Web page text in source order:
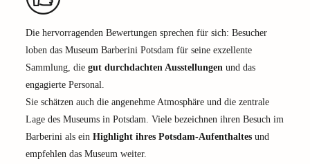
Die hervorragenden Bewertungen sprechen für sich: Besucher
loben das Museum Barberini Potsdam für seine exzellente
Sammlung, die gut durchdachten Ausstellungen und das
engagierte Personal.
Sie schätzen auch die angenehme Atmosphäre und die zentrale
Lage des Museums in Potsdam. Viele bezeichnen ihren Besuch im
Barberini als ein Highlight ihres Potsdam-Aufenthaltes und
empfehlen das Museum weiter.